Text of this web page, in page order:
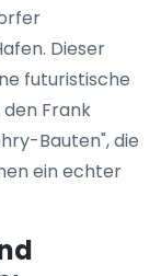
Dieser
futuristische
Frank
Bauten", die
ein echter